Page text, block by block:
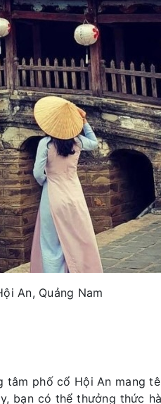
An, Quảng Nam
phố cổ Hội An mang
bạn có thể thưởng thức